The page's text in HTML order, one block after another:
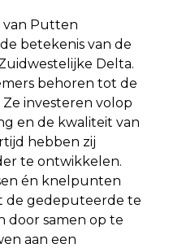
van Putten
betekenis van de
Delta.
behoren tot de
investeren volop
en de kwaliteit van
hebben zij
te ontwikkelen.
én knelpunten
de gedeputeerde te
door samen op te
aan een